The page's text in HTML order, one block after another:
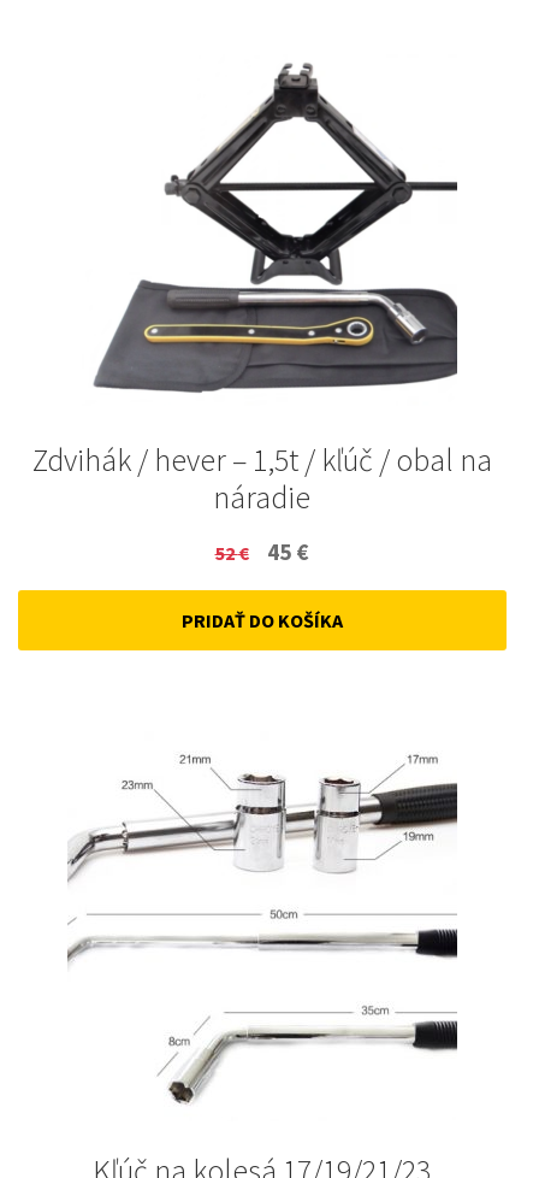
Zdvihák / hever – 1,5t / kľúč / obal na
náradie
52€
Original
price
was:
45 €
price
is:
PRIDAŤ DO KOŠÍKA